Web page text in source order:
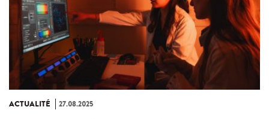
ACTUALITÉ 27.08.2025